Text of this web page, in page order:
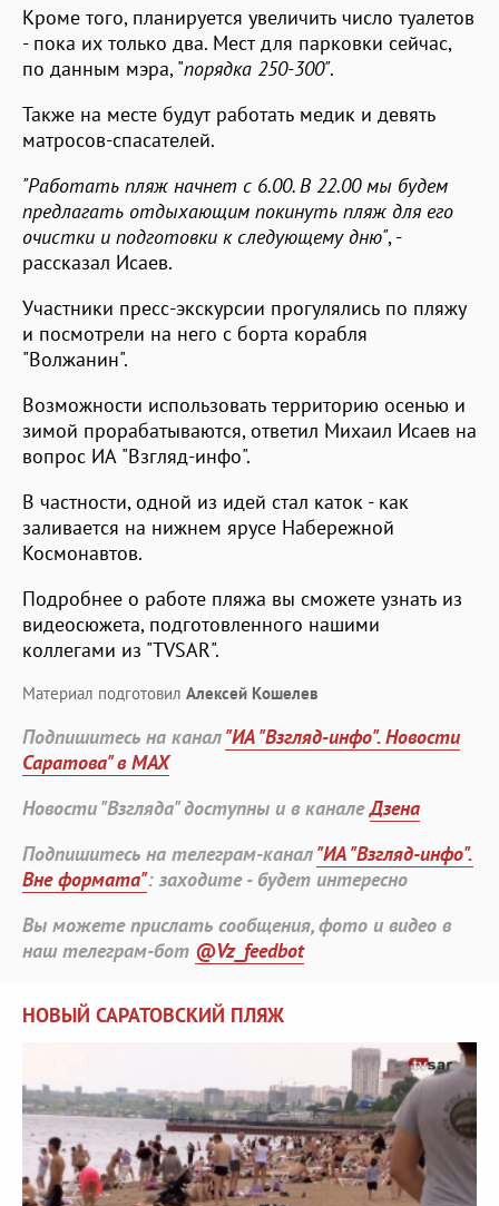
Кроме того, планируется увеличить число туалетов
- пока их только два. Мест для парковки сейчас,
по данным мэра, "порядка 250-300".
Также на месте будут работать медик и девять
матросов-спасателей.
"Работать пляж начнет с 6.00. В 22.00 мы будем
предлагать отдыхающим покинуть пляж для его
очистки и подготовки к следующему дню", -
рассказал Исаев.
Участники пресс-экскурсии прогулялись по пляжу
и посмотрели на него с борта корабля
"Волжанин".
Возможности использовать территорию осенью и
зимой прорабатываются, ответил Михаил Исаев на
вопрос ИА "Взгляд-инфо".
В частности, одной из идей стал каток - как
заливается на нижнем ярусе Набережной
Космонавтов.
Подробнее о работе пляжа вы сможете узнать из
видеосюжета, подготовленного нашими
коллегами из "TVSAR".
Материал подготовил Алексей Кошелев
Подпишитесь на канал"ИА "Взгляд-инфо". Новости
Саратова" в MAX
Новости "Взгляда" доступны и в каналеДзена
Подпишитесь на телеграм-канал"ИА "Взгляд-инфо".
Вне формата": заходите - будет интересно
Вы можете прислать сообщения, фото и видео в
наш телеграм-бот @Vz_feedbot
НОВЫЙ САРАТОВСКИЙ ПЛЯЖ